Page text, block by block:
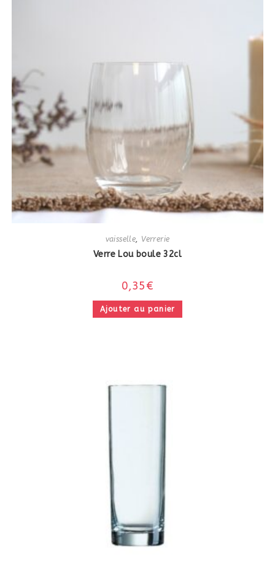
vaisselle, Verrerie
Verre Lou boule 32cl
0,35€
Ajouter au panier